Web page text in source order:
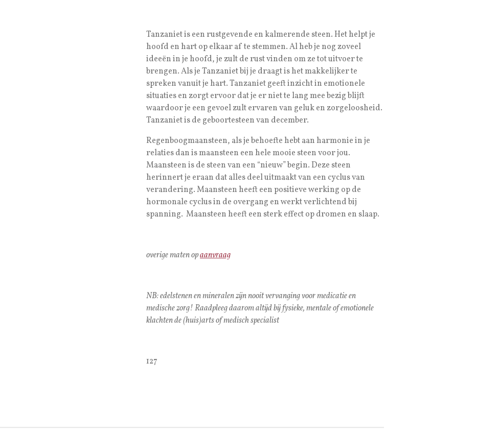
Tanzaniet is een rustgevende en kalmerende steen. Het helpt je
hoofd en hart op elkaar af te stemmen. Al heb je nog zoveel
ideeën in je hoofd, je zult de rust vinden om ze tot uitvoer te
brengen. Als je Tanzaniet bij je draagt is het makkelijker te
spreken vanuit je hart. Tanzaniet geeft inzicht in emotionele
situaties en zorgt ervoor dat je er niet te lang mee bezig blijft
waardoor je een gevoel zult ervaren van geluk en zorgeloosheid.
Tanzaniet is de geboortesteen van december.
Regenboogmaansteen, als je behoefte hebt aan harmonie in je
relaties dan is maansteen een hele mooie steen voor jou.
Maansteen is de steen van een “nieuw” begin. Deze steen
herinnert je eraan dat alles deel uitmaakt van een cyclus van
verandering. Maansteen heeft een positieve werking op de
hormonale cyclus in de overgang en werkt verlichtend bij
spanning. Maansteen heeft een sterk effect op dromen en slaap.
overige maten opaanvraag
NB: edelstenen en mineralen zijn nooit vervanging voor medicatie en
medische zorg! Raadpleeg daarom altijd bij fysieke, mentale of emotionele
klachten de (huis)arts of medisch specialist
127